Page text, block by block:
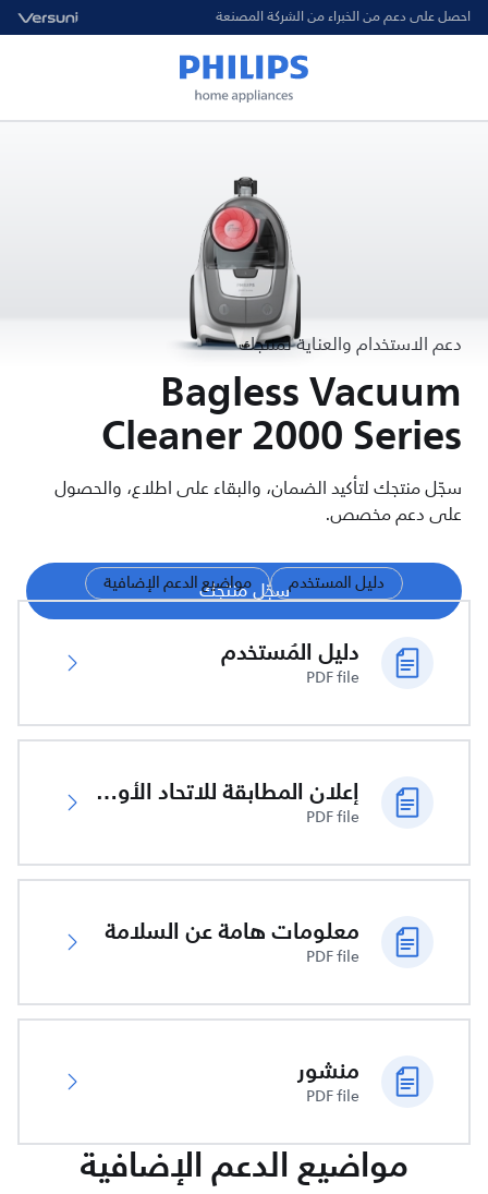
احصل على دعم من الخبراء من الشركة المصنعة
دعم الاستخدام والعناية لمنتجك
Bagless Vacuum
Cleaner 2000 Series
سجّل منتجك لتأكيد الضمان، والبقاء على اطلاع، والحصول
على دعم مخصص.
سجّل منتجكدليل المستخدم مواضيع الدعم الإضافية
دليل المُستخدم
PDF file
إعلان المطابقة للاتحاد الأوروبي
PDF file
معلومات هامة عن السلامة
PDF file
منشور
PDF file
مواضيع الدعم الإضافية